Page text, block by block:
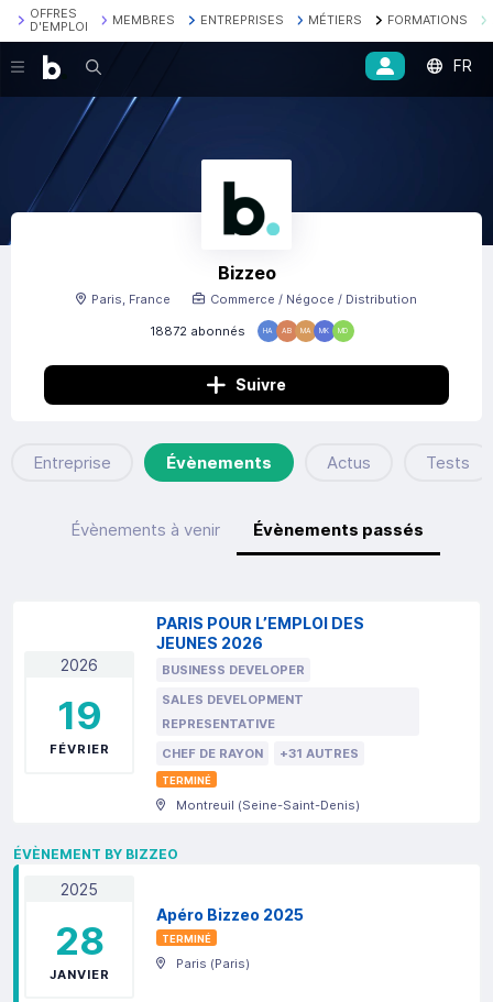
OFFRES
D'EMPLOI
MEMBRES ENTREPRISES MÉTIERS FORMATIONS
Recherche FR
Bizzeo
18872 abonnés HA AB MA MK MD
Paris, France Commerce / Négoce / Distribution
Suivre
Entreprise Évènements Actus Tests
Évènements à venir Évènements passés
2026
19
FÉVRIER
PARIS POUR L’EMPLOI DES
JEUNES 2026
BUSINESS DEVELOPER
SALES DEVELOPMENT
REPRESENTATIVE
CHEF DE RAYON
+31 AUTRES
TERMINÉ
Montreuil (Seine-Saint-Denis)
ÉVÈNEMENT BY BIZZEO
2025
28
JANVIER
Apéro Bizzeo 2025
TERMINÉ
Paris (Paris)